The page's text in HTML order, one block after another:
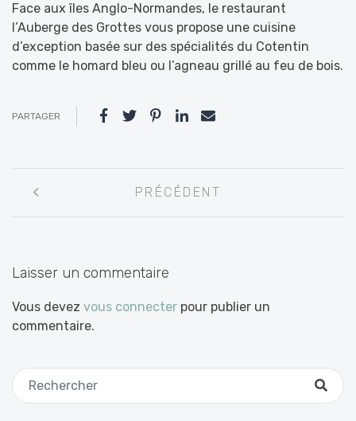
Face aux îles Anglo-Normandes, le restaurant
l’Auberge des Grottes vous propose une cuisine
d’exception basée sur des spécialités du Cotentin
comme le homard bleu ou l’agneau grillé au feu de bois.
PARTAGER
entre
PRÉCÉDENT
Laisser un commentaire
Vous devez vous connecter pour publier un
commentaire.